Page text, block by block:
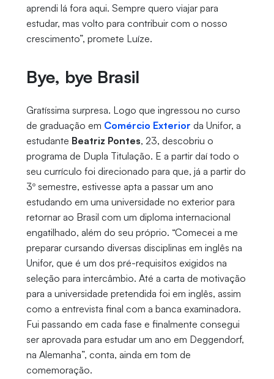
aprendi lá fora aqui. Sempre quero viajar para
estudar, mas volto para contribuir com o nosso
crescimento”, promete Luíze.
Bye, bye Brasil
Gratíssima surpresa. Logo que ingressou no curso
de graduação em Comércio Exterior da Unifor, a
estudante Beatriz Pontes, 23, descobriu o
programa de Dupla Titulação. E a partir daí todo o
seu currículo foi direcionado para que, já a partir do
3º semestre, estivesse apta a passar um ano
estudando em uma universidade no exterior para
retornar ao Brasil com um diploma internacional
engatilhado, além do seu próprio. “Comecei a me
preparar cursando diversas disciplinas em inglês na
Unifor, que é um dos pré-requisitos exigidos na
seleção para intercâmbio. Até a carta de motivação
para a universidade pretendida foi em inglês, assim
como a entrevista final com a banca examinadora.
Fui passando em cada fase e finalmente consegui
ser aprovada para estudar um ano em Deggendorf,
na Alemanha”, conta, ainda em tom de
comemoração.